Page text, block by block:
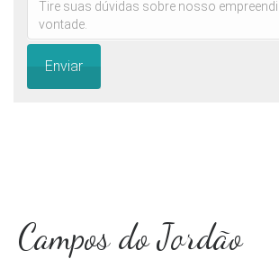
Enviar
Campos do Jordão